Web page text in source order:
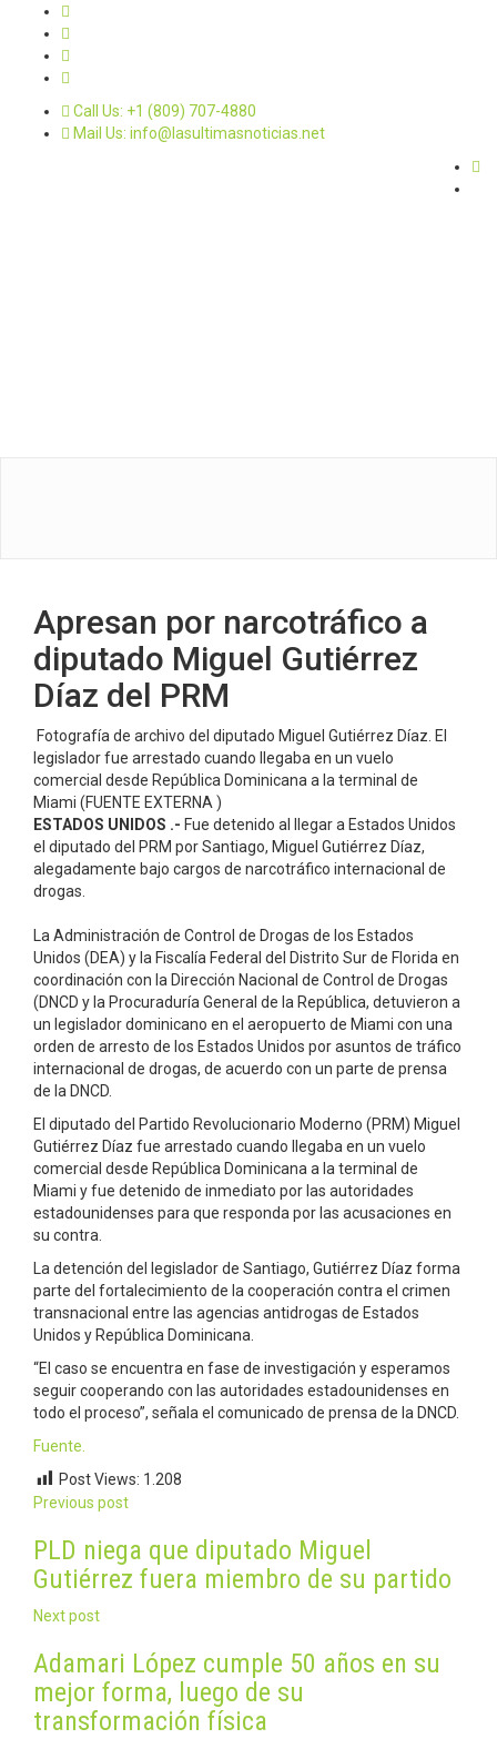
Call Us: +1 (809) 707-4880
Mail Us: info@lasultimasnoticias.net
Apresan por narcotráfico a
diputado Miguel Gutiérrez
Díaz del PRM
Fotografía de archivo del diputado Miguel Gutiérrez Díaz. El
legislador fue arrestado cuando llegaba en un vuelo
comercial desde República Dominicana a la terminal de
Miami (FUENTE EXTERNA )
ESTADOS UNIDOS .- Fue detenido al llegar a Estados Unidos
el diputado del PRM por Santiago, Miguel Gutiérrez Díaz,
alegadamente bajo cargos de narcotráfico internacional de
drogas.
La Administración de Control de Drogas de los Estados
Unidos (DEA) y la Fiscalía Federal del Distrito Sur de Florida en
coordinación con la Dirección Nacional de Control de Drogas
(DNCD y la Procuraduría General de la República, detuvieron a
un legislador dominicano en el aeropuerto de Miami con una
orden de arresto de los Estados Unidos por asuntos de tráfico
internacional de drogas, de acuerdo con un parte de prensa
de la DNCD.
El diputado del Partido Revolucionario Moderno (PRM) Miguel
Gutiérrez Díaz fue arrestado cuando llegaba en un vuelo
comercial desde República Dominicana a la terminal de
Miami y fue detenido de inmediato por las autoridades
estadounidenses para que responda por las acusaciones en
su contra.
La detención del legislador de Santiago, Gutiérrez Díaz forma
parte del fortalecimiento de la cooperación contra el crimen
transnacional entre las agencias antidrogas de Estados
Unidos y República Dominicana.
“El caso se encuentra en fase de investigación y esperamos
seguir cooperando con las autoridades estadounidenses en
todo el proceso”, señala el comunicado de prensa de la DNCD.
Fuente.
Post Views: 1.208
Post
navigation
Previous post
PLD niega que diputado Miguel
Gutiérrez fuera miembro de su partido
Next post
Adamari López cumple 50 años en su
mejor forma, luego de su
transformación física